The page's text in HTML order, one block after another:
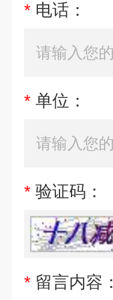
* 电话：
* 单位：
* 验证码：
* 留言内容：